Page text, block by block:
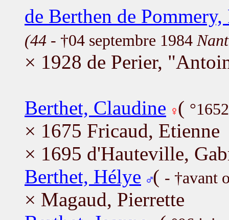
de Berthen de Pommery,
(44 - †04 septembre 1984
× 1928 de Perier,
Berthet, Claudine (
× 1675 Fricaud, Etienne
× 1695 d'Hauteville,
Berthet, Hélye ( - †avant
× Magaud, Pierrette